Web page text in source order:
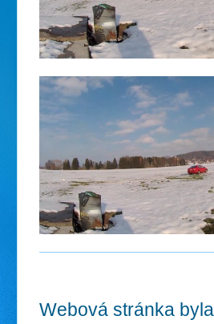
Webová stránka